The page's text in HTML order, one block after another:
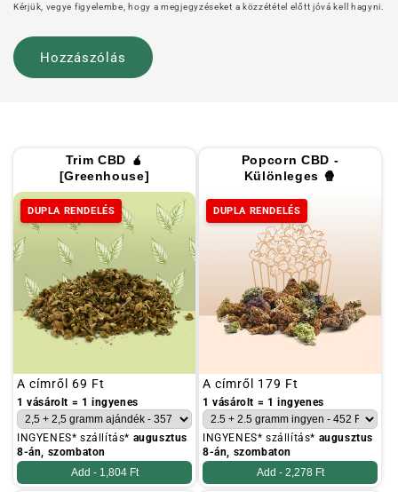
Kérjük, vegye figyelembe, hogy a megjegyzéseket a közzététel előtt jóvá kell hagyni.
Trim CBD 🧉
[Greenhouse]
DUPLA RENDELÉS
Szokásos
ár
A címről 69 Ft
1 vásárolt = 1 ingyenes
INGYENES* szállítás* augusztus
8-án, szombaton
Add - 1,804 Ft
Popcorn CBD -
Különleges 🍿
DUPLA RENDELÉS
Szokásos
ár
A címről 179 Ft
1 vásárolt = 1 ingyenes
INGYENES* szállítás* augusztus
8-án, szombaton
Add - 2,278 Ft